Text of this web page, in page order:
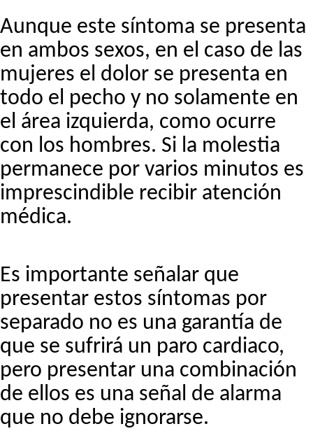
Aunque este síntoma se presenta
en ambos sexos, en el caso de las
mujeres el dolor se presenta en
todo el pecho y no solamente en
el área izquierda, como ocurre
con los hombres. Si la molestia
permanece por varios minutos es
imprescindible recibir atención
médica.
Es importante señalar que
presentar estos síntomas por
separado no es una garantía de
que se sufrirá un paro cardiaco,
pero presentar una combinación
de ellos es una señal de alarma
que no debe ignorarse.